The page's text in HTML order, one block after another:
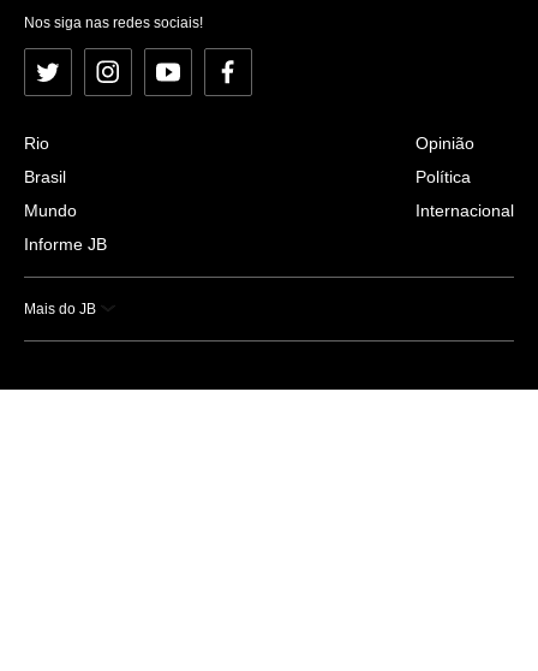
Nos siga nas redes sociais!
Twitter InstagramYouTubeFacebook
Rio
Brasil
Mundo
Informe JB
Opinião
Política
Internacional
Mais do JB
Esportes